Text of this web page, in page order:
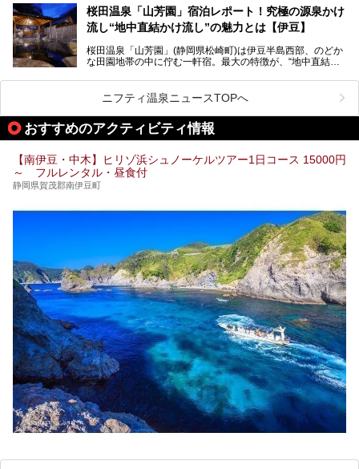
この記事はプレジャーリゾート 伊豆赤沢温泉のPR記事で
す。
京からは約2時間30分、直通電車もありアクセスしやすいの
もうれしいところ。
入れる温泉施設、チェックしたい観光スポットやアクティビ
ティなどを一挙にまとめピックアップ。伊豆稲取温泉を訪れ
桜田温泉「山芳園」宿泊レポート！究極の源泉かけ
流し“地中直結かけ流し”の魅力とは【伊豆】
桜田温泉「山芳園」(静岡県松崎町)は伊豆半島西部、のどか
な田園地帯の中に佇む一軒宿。最大の特徴が、“地中直結か
地下に眠る源泉を加水・加温・消毒無し、さらには途中過程
で空気にも触れさせることなく浴槽まで提供。「究極の源泉
かけ流し」と言っても決して過言ではありません。
今回、桜田温泉「山芳園」の“温泉”を中心に、その魅力を詳
細レポート。また口コミの評判も非常に高い宿であり、客室
や食事も併せて徹底紹介します！
ニフティ温泉ニュースTOPへ
おすすめのアクティビティ情報
【南伊豆・中木】ヒリゾ浜シュノーケルツアー1日コース 15000円
～ フルレンタル・昼食付
静岡県賀茂郡南伊豆町